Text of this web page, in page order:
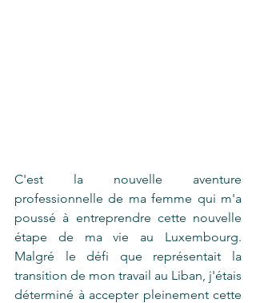
C'est la nouvelle aventure
professionnelle de ma femme qui m'a
poussé à entreprendre cette nouvelle
étape de ma vie au Luxembourg.
Malgré le défi que représentait la
transition de mon travail au Liban, j'étais
déterminé à accepter pleinement cette